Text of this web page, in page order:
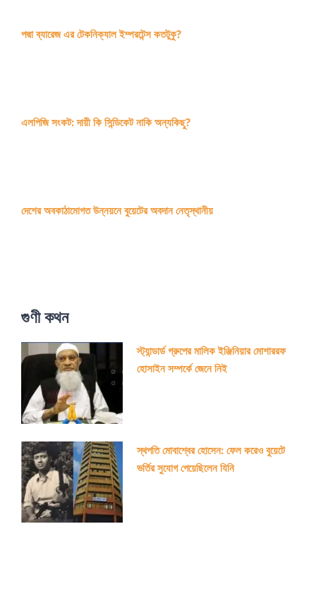
পদ্মা ব্যারেজ এর টেকনিক্যাল ইম্পরটেন্স কতটুকু?
এলপিজি সংকট: দায়ী কি সিন্ডিকেট নাকি অন্যকিছু?
দেশের অবকাঠামোগত উন্নয়নে বুয়েটের অবদান নেতৃস্থানীয়
গুণী কথন
স্ট্যান্ডার্ড গ্রুপের মালিক ইঞ্জিনিয়ার মোশাররফ
হোসাইন সম্পর্কে জেনে নিই
স্থপতি মোবাশ্বের হোসেন: ফেল করেও বুয়েটে
ভর্তির সুযোগ পেয়েছিলেন যিনি